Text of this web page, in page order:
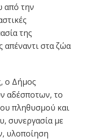
από την
της
απέναντι στα ζώα
ο Δήμος
αδέσποτων, το
πληθυσμού και
συνεργασία με
υλοποίηση